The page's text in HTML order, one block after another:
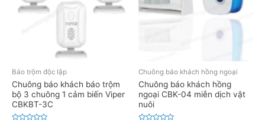
a
o
Báo trộm độc lập
Chuông báo khách báo trộm
bộ 3 chuông 1 cảm biến Viper
CBKBT-3C
Chuông báo khách hồng ngoại
Chuông báo khách hồng
ngoại CBK-04 miễn dịch vật
nuôi